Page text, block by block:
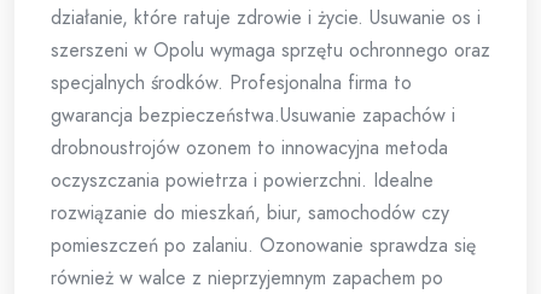
działanie, które ratuje zdrowie i życie. Usuwanie os i
szerszeni w Opolu wymaga sprzętu ochronnego oraz
specjalnych środków. Profesjonalna firma to
gwarancja bezpieczeństwa.Usuwanie zapachów i
drobnoustrojów ozonem to innowacyjna metoda
oczyszczania powietrza i powierzchni. Idealne
rozwiązanie do mieszkań, biur, samochodów czy
pomieszczeń po zalaniu. Ozonowanie sprawdza się
również w walce z nieprzyjemnym zapachem po